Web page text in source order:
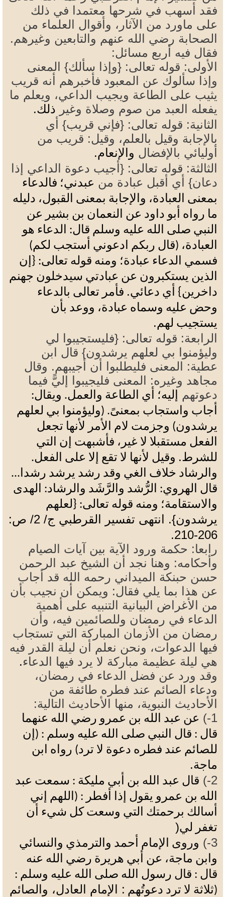
فقد أسهب في شرحها معتمدا في ذلك
على ماورد من الآثار، وأقوال العلماء من
الصحابة رضي الله عنهم والتابعين وغيرهم.
فقال فيه أربع مسائل:
الأولى: قوله تعالى: {وإذا سألك} المعنى
وإذا سألوك عن المعبود فأخبرهم أنه قريب
يثيب على الطاعة ويجيب الداعي، ويعلم ما
يفعله العبد من صوم وصلاة وغير ذلك.
الثانية: قوله تعالى: {فإني قريب} أي
بالإجابة وقيل بالعلم، وقيل: قريب من
أوليائي بالإفضال والإنعام.
الثالثة: قوله تعالى: {أجيب دعوة الداعي إذا
دعان} أي أقبل عبادة من عبدني؛ فالدعاء
بمعنى العبادة، والإجابة بمعنى القبول، دليله
ما رواه أبو داود عن النعمان بن بشير عن
النبي صلى الله عليه وسلم قال: الدعاء هو
العبادة، (قال ربكم ادعوني أستجب لكم)
فسمي الدعاء عبادة؛ ومنه قوله تعالى: {إن
الذين يستكبرون عن عبادتي سيدخلون جهنم
داخرين} أي دعائي. فأمر تعالى بالدعاء
وحض عليه وسماه عبادة، ووعد بأن
يستجيب لهم.
الرابعة: قوله تعالى: {فليستجيبوا لي
وليؤمنوا بي لعلهم يرشدون} قال ابن
عطية: المعنى فليطلبوا أن أجيبهم. وقال
مجاهد وغيره: المعنى فليجيبوا إليًّ فيما
دعوتهم إليه؛ أي الطاعة والعمل. ويقال:
أجاب واستجاب بمعنىً. (وليؤمنوا بي لعلهم
يرشدون) وجزمت لام الأمر لأنها تجعل
الفعل مستقبلا لا غير، فأشبهت إن التي
للشرط. وقيل لأنها لا تقع إلا على الفعل.
والرشاد خلاف الغي وقد رشد يرشد رشدا...
قال الهروي: الرُّشد والرَّشَد والرشاد: الهدى
والاستقامة؛ ومنه قوله تعالى: {لعلهم
يرشدون}.
انتهى تفسير القرطبي ج/ 2/ ص:
206-210
.
رابعا: حكمة ورود الآية بين آيات الصيام
وأحكامه: وهنا نجد أن الشيخ عبد الرحمن
حسن حبنكة الميداني رحمه الله قد أجاب
عن هذا بما يلي فقال: ويمكن أن نجيب بأن
من الأغراض البيانية التنبيه على أهمية
الدعاء في رمضان وللصائمين فيه، وأن
رمضان من الأزمان المباركة التي تستجاب
فيها الدعوات، ونحن نعلم أن ليلة القدر فيه
هي ليلة عظيمة مباركة لا يرد فيها الدعاء.
وقد ورد عن فضل الدعاء في رمضان،
ودعاء الصائم عند فطره طائفة من
الأحاديث النبوية، منها الأحاديث التالية:
1-)
عن عبد الله بن عمرو رضي الله عنهما
قال : قال النبي صلى الله عليه وسلم : (إن
للصائم عند فطره دعوة لا ترد) رواه ابن
ماجة.
2-)
قال عبد الله بن أبي مليكة : سمعت عبد
الله بن عمرو يقول إذا أفطر : (اللهم إني
أسالك برحمتك التي وسعت كل شيء أن
تغفر لي)
3-)
وروى الإمام أحمد والترمذي والنسائي
وابن ماجة، عن أبي هريرة رضي الله عنه
قال : قال رسول الله صلى الله عليه وسلم :
(ثلاثة لا ترد دعوتُهم : الإمام العادل، والصائم